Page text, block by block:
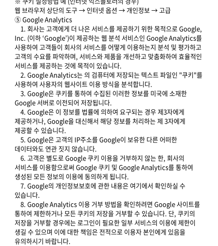
웹 브라우저 상단의 도구 → 인터넷 옵션 → 개인정보 → 고급
⑤ Google Analytics
1. 회사는 고객에게 더 나은 서비스를 제공하기 위한 목적으로 Google,
Inc. (이하 ‘Google’)이 제공하는 웹 분석 서비스인 Google Analytics를
사용하여 고객들이 회사의 서비스를 어떻게 이용하는지 분석 및 평가하고
고객의 수요를 파악하며, 서비스와 제품을 개선하고 맞춤화하여 효율적인
서비스를 제공하는 것에 목적이 있습니다.
2. Google Analytics는 의 검퓨터에 저장되는 텍스트 파일인 "쿠키"를
사용하여 사용자의 웹사이트 이용 방식을 분석합니다.
3. Google은 쿠키를 통하여 수집된 이러한 정보를 미국에 소재한
Google 서버로 이전되어 저장됩니다.
4. Google은 이 정보를 법률에 의하여 요구되는 경우 제3자에게
제공하거나, Google을 대신해서 해당 정보를 처리하는 제 3자에게
제공할 수 있습니다.
5. Google은 고객의 IP주소를 Google이 보유한 다른 어떠한
데이터와도 연관 짓지 않습니다.
6. 고객은 별도로 Google 쿠키 이용을 거부하지 않는 한, 회사의
서비스를 이용함으로써 Google 쿠키 및 Google Analytics를 통하여
생성된 모든 정보의 이용에 동의하게 됩니다.
7. Google의 개인정보보호에 관한 내용은 여기에서 확인하실 수
있습니다.
8. Google Analytics 이용 거부 방법을 확인하려면 Google 사이트를
통하여 제한하거나 모든 쿠키의 저장을 거부할 수 있습니다. 단, 쿠키의
저장을 거부할 경우에는 로그인이 필요한 일부 서비스의 이용에 제한이
생길 수 있으며 이에 대한 책임은 전적으로 이용자 본인에게 있음을
유의하시기 바랍니다.